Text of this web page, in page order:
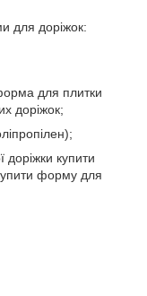
для доріжок:
для плитки
доріжок;
купити
форму для